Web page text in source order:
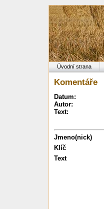
Úvodní strana
Komentáře
Datum:
Autor:
Text:
Jmeno(nick)
Klíč
Text